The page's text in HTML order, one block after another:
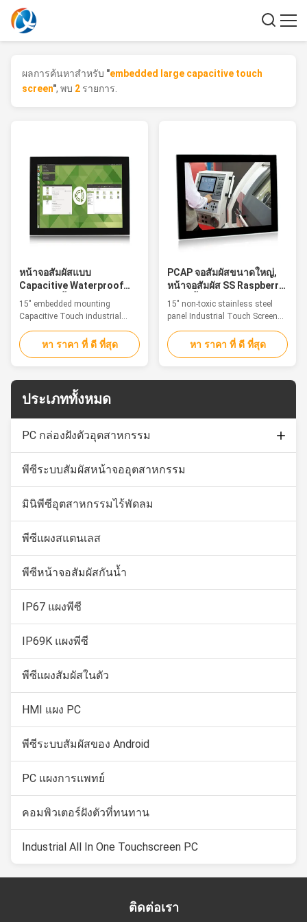
ผลการค้นหาสําหรับ "embedded large capacitive touch
screen", พบ 2 รายการ.
หน้าจอสัมผัสแบบ
Capacitive Waterproof
ขนาด 15 นิ้วแบบฝังสำหรับ
Cabinet
15" embedded mounting
Capacitive Touch industrial
Monitor high brightness for
cabinet Feature The industrial
touch monitor is ideal for
equipment, supervisory
controller, process control
systems, CNC machinery
Aluminium alloy front panel,
front IP65 waterproof 2. 15" TFT
LED, resolution 1024 * 768,
HD-MI/VGA/DVI multiple signals
input supported 4.
หา ราคา ที่ ดี ที่สุด
PCAP จอสัมผัสขนาดใหญ่,
หน้าจอสัมผัส SS Raspberry
Pi 15 นิ้ว
15" non-toxic stainless steel
panel Industrial Touch Screen
Display for food processing
Feature The industrial touch
monitor is ideal for applications
supervisory controller, process
waterproof 2. 15" TFT LED,
capacitive touch screen, high
หา ราคา ที่ ดี ที่สุด
ประเภททั้งหมด
PC กล่องฝังตัวอุตสาหกรรม
Capacitive Touch Monitor
หน้าจอสัมผัสอุตสาหกรรม
พีซีระบบสัมผัสหน้าจออุตสาหกรรม
มินิพีซีอุตสาหกรรมไร้พัดลม
พีซีแผงสแตนเลส
พีซีหน้าจอสัมผัสกันน้ำ
IP67 แผงพีซี
IP69K แผงพีซี
พีซีแผงสัมผัสในตัว
HMI แผง PC
พีซีระบบสัมผัสของ Android
PC แผงการแพทย์
คอมพิวเตอร์ฝังตัวที่ทนทาน
Industrial All In One Touchscreen PC
ติดต่อเรา